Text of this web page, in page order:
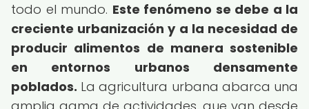
todo el mundo. Este fenómeno se debe a la
creciente urbanización y a la necesidad de
producir alimentos de manera sostenible
en entornos urbanos densamente
poblados. La agricultura urbana abarca una